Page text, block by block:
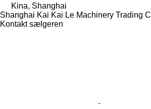
Kina, Shanghai
Shanghai Kai Kai Le Machinery Trading
Kontakt sælgeren